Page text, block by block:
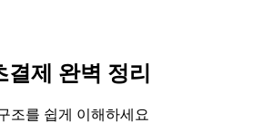
제 완벽 정리
조를 쉽게 이해하세요